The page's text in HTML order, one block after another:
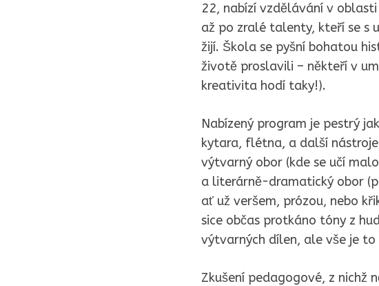
22, nabízí vzdělávání v
až po zralé talenty, kteří se s
žijí. Škola se pyšní bohatou
životě proslavili – někteří v
kreativita hodí taky!).
Nabízený program je pestrý
kytara, flétna, a další
výtvarný obor (kde se učí
a literárně-dramatický obor
ať už veršem, prózou, nebo
sice občas protkáno tóny z
výtvarných dílen, ale vše je
Zkušení pedagogové, z nichž